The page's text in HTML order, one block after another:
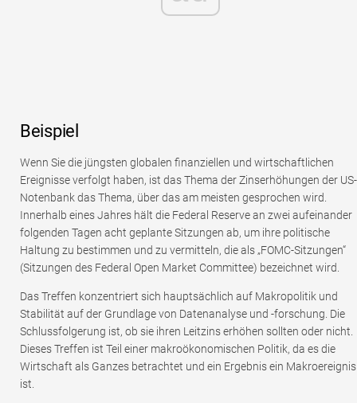
Beispiel
Wenn Sie die jüngsten globalen finanziellen und wirtschaftlichen
Ereignisse verfolgt haben, ist das Thema der Zinserhöhungen der US-
Notenbank das Thema, über das am meisten gesprochen wird.
Innerhalb eines Jahres hält die Federal Reserve an zwei aufeinander
folgenden Tagen acht geplante Sitzungen ab, um ihre politische
Haltung zu bestimmen und zu vermitteln, die als „FOMC-Sitzungen“
(Sitzungen des Federal Open Market Committee) bezeichnet wird.
Das Treffen konzentriert sich hauptsächlich auf Makropolitik und
Stabilität auf der Grundlage von Datenanalyse und -forschung. Die
Schlussfolgerung ist, ob sie ihren Leitzins erhöhen sollten oder nicht.
Dieses Treffen ist Teil einer makroökonomischen Politik, da es die
Wirtschaft als Ganzes betrachtet und ein Ergebnis ein Makroereignis
ist.